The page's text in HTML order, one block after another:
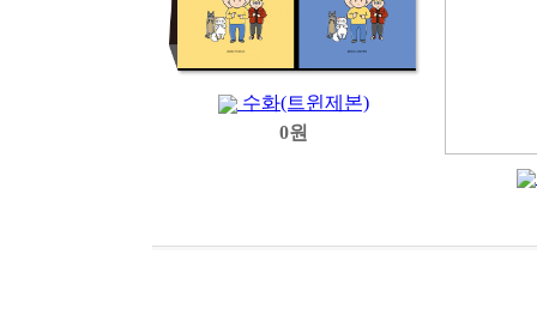
수화(트윈제본)
0원